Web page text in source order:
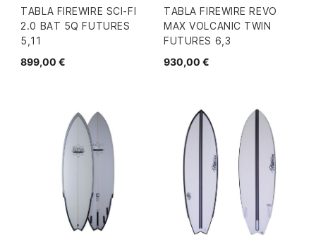
TABLA FIREWIRE SCI-FI
2.0 BAT 5Q FUTURES
5,11
899,00 €
TABLA FIREWIRE REVO
MAX VOLCANIC TWIN
FUTURES 6,3
930,00 €